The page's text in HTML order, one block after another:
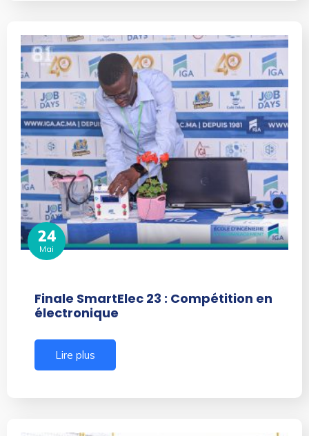
24
Mai
Finale SmartElec 23 : Compétition en
électronique
Lire plus